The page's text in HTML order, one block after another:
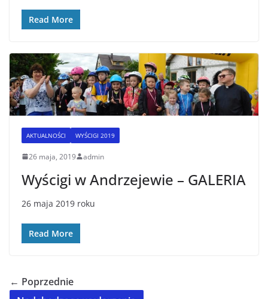
Read More
AKTUALNOŚCI WYŚCIGI 2019
26 maja, 2019 admin
Wyścigi w Andrzejewie – GALERIA
26 maja 2019 roku
Read More
← Poprzednie